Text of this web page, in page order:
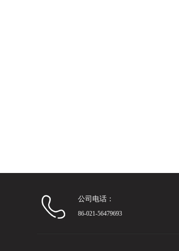
公司电话：
86-021-56479693